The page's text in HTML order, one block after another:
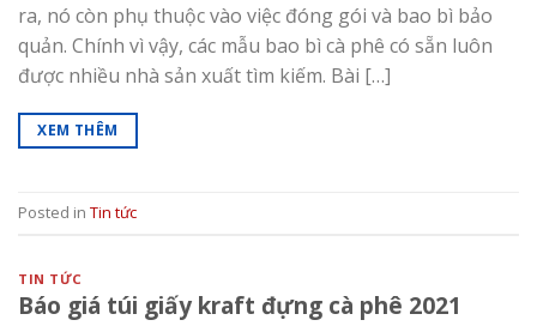
ra, nó còn phụ thuộc vào việc đóng gói và bao bì bảo
quản. Chính vì vậy, các mẫu bao bì cà phê có sẵn luôn
được nhiều nhà sản xuất tìm kiếm. Bài […]
XEM THÊM
Posted in Tin tức
TIN TỨC
Báo giá túi giấy kraft đựng cà phê 2021